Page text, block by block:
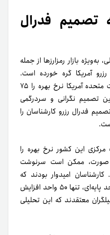
تصمیم فدرال
بازار رمزارزها از جمله
آمریکا گره خورده است.
۲۷ژوئیه۲۰۲۲، بانک مرکزی ایالات متحده آمریکا نرخ بهره را ۷۵
تصمیم نگرانی و سردرگمی
فدرال رزرو کارشناسان را
مرکزی این کشور نرخ بهره را
صورت، ممکن است سرنوشت
کارشناسان امیدوار بودند که
افزایش نرخ بهره به‌جای ۷۵ واحد پایه‌ای، تنها ۵۰ واحد افزایش
معتقد‌ند که این تحلیلی